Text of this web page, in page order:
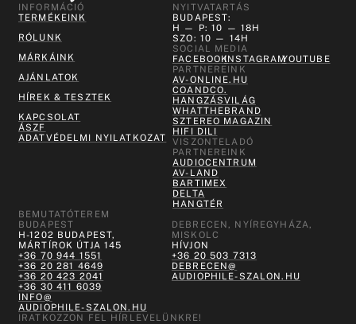
INFORMÁCIÓ
TERMÉKEINK
RÓLUNK
MÁRKÁINK
AJÁNLATOK
HÍREK & TESZTEK
KAPCSOLAT
ÁSZF
ADATVÉDELMI NYILATKOZAT
NYITVATARTÁS
BUDAPEST:
H — P: 10 — 18H
SZO: 10 — 14H
SOCIAL MEDIA
FACEBOOKINSTAGRAMYOUTUBE
PARTNEREINK
AV-ONLINE.HU
COANDCO.
HANGZÁSVILÁG
WHATTHEBRAND
SZTEREO MAGAZIN
HIFI DILI
VISZONTELADÓ
PARTNEREINK
AUDIOCENTRUM
AV-LAND
BARTIMEX
DELTA
HANGTÉR
BEMUTATÓTEREM
BUDAPEST
H-1202 BUDAPEST,
MÁRTÍROK ÚTJA 145
+36 70 944 1551
+36 20 281 4649
+36 20 423 2041
+36 30 411 6039
INFO@
AUDIOPHILE-SZALON.HU
DEBRECEN, NYÍREGYHÁZA,
MISKOLC
HÍVJON
+36 20 503 7313
DEBRECEN@
AUDIOPHILE-SZALON.HU
IRATKOZZON FEL HÍRLEVELÜNKRE!